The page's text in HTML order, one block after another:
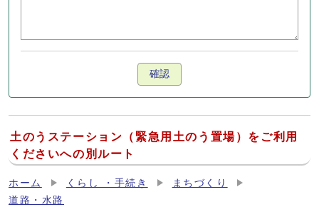
確認
土のうステーション（緊急用土のう置場）をご利用
くださいへの別ルート
ホーム くらし ・手続き
まちづくり
道路・水路